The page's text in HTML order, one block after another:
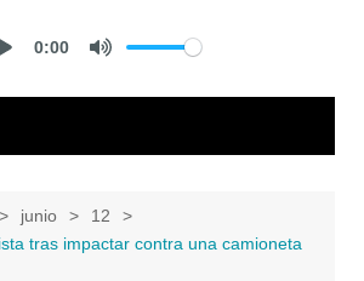
0:00
junio
12
tras impactar contra una camioneta